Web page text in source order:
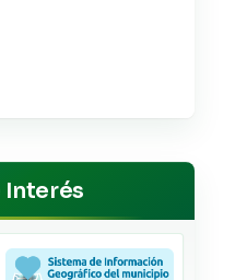
Interés